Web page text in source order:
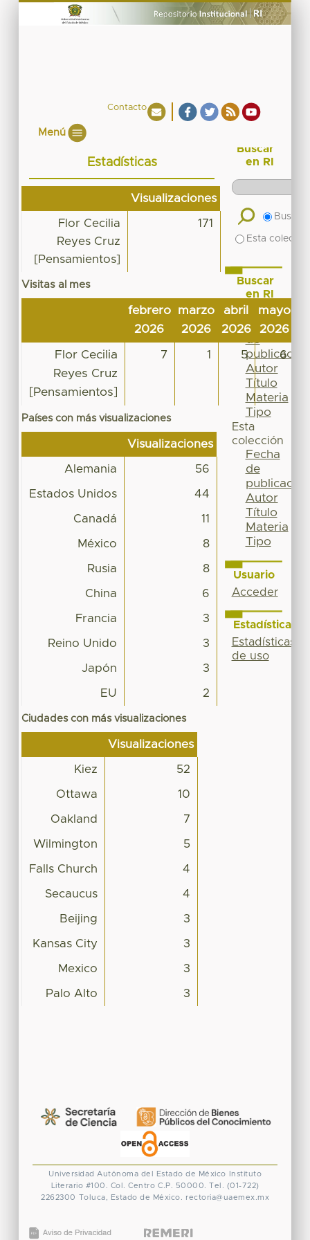
Contacto
Menú
Estadísticas
Visualizaciones
Flor Cecilia
Reyes Cruz
[Pensamientos]
171
Visitas al mes
febrero
2026
marzo
2026
abril
2026
mayo
2026
Flor Cecilia
Reyes Cruz
[Pensamientos]
7 1 5 6
Países con más visualizaciones
Visualizaciones
Alemania 56
Estados Unidos 44
Canadá 11
México 8
Rusia 8
China 6
Francia 3
Reino Unido 3
Japón 3
EU 2
Ciudades con más visualizaciones
Visualizaciones
Kiez 52
Ottawa 10
Oakland 7
Wilmington 5
Falls Church 4
Secaucus 4
Beijing 3
Kansas City 3
Mexico 3
Palo Alto 3
Buscar
en RI
Buscar
Esta
Buscar
en RI
Por
Fecha
de
publicación
Autor
Título
Materia
Tipo
Esta
colección
Fecha
de
publicación
Autor
Título
Materia
Tipo
Usuario
Acceder
Estadísticas
Estadísticas
de uso
Universidad Autónoma del Estado de México
Instituto
Literario #100. Col. Centro C.P. 50000. Tel. (01-722)
2262300 Toluca, Estado de México. rectoria@uaemex.mx